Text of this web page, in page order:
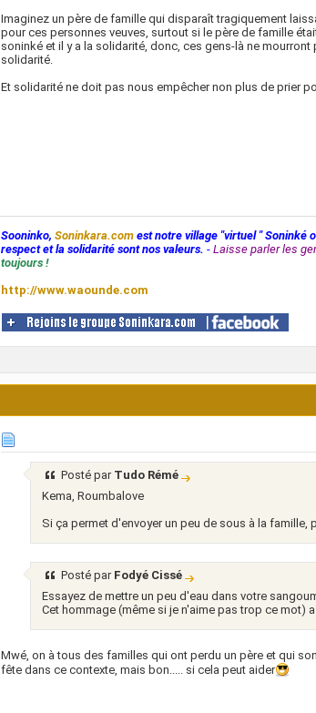
Imaginez un père de famille qui disparaît tragiquement
pour ces personnes veuves, surtout si le père de famille
soninké et il y a la solidarité, donc, ces gens-là ne
solidarité.
Et solidarité ne doit pas nous empêcher non plus de prier
Sooninko, Soninkara.com est notre village "virtuel " Soninké
respect et la solidarité sont nos valeurs. - Laisse parler les
toujours !
http://www.waounde.com
Posté par Tudo Rémé
Kema, Roumbalove
Si ça permet d'envoyer un peu de sous à la famille,
Posté par Fodyé Cissé
Essayez de mettre un peu d'eau dans votre
Cet hommage (même si je n'aime pas trop ce
Mwé, on à tous des familles qui ont perdu un père et qui
fête dans ce contexte, mais bon..... si cela peut aider